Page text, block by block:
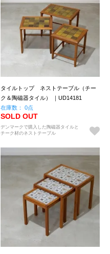
タイルトップ ネストテーブル（チー
ク＆陶磁器タイル） ｜UD14181
在庫数： 0点
SOLD OUT
デンマークで購入した陶磁器タイルと
チーク材のネストテーブル